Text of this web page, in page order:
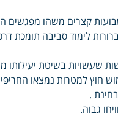
קצרים משהו מפגשים
לימוד סביבה תומכת
שעשויות בשיטת
חוץ למטרות נמצאו
.
גבוה.